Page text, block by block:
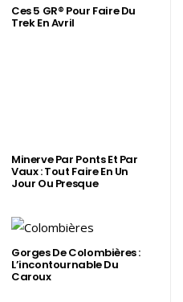
Ces 5 GR® Pour Faire Du
Trek En Avril
Minerve Par Ponts Et Par
Vaux : Tout Faire En Un
Jour Ou Presque
Gorges De Colombières :
L’incontournable Du
Caroux